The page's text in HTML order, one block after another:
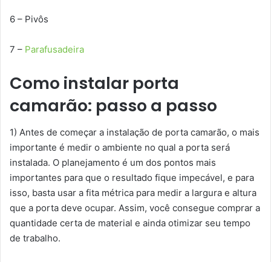
6 – Pivôs
7 – Parafusadeira
Como instalar porta
camarão: passo a passo
1) Antes de começar a instalação de porta camarão, o mais
importante é medir o ambiente no qual a porta será
instalada. O planejamento é um dos pontos mais
importantes para que o resultado fique impecável, e para
isso, basta usar a fita métrica para medir a largura e altura
que a porta deve ocupar. Assim, você consegue comprar a
quantidade certa de material e ainda otimizar seu tempo
de trabalho.